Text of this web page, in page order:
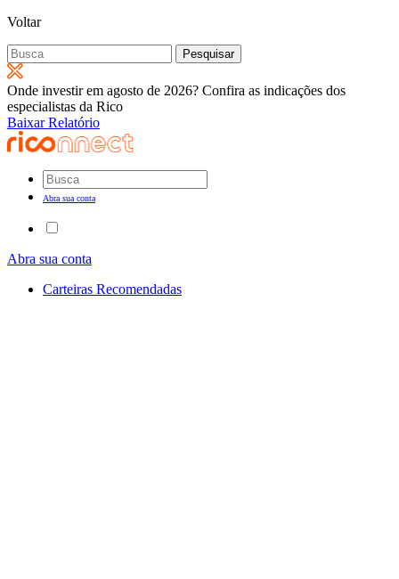
Voltar
Pesquisar
por:
Onde investir em agosto de 2026? Confira as indicações dos
especialistas da Rico
Baixar Relatório
Abra sua conta
Abra sua conta
Carteiras Recomendadas